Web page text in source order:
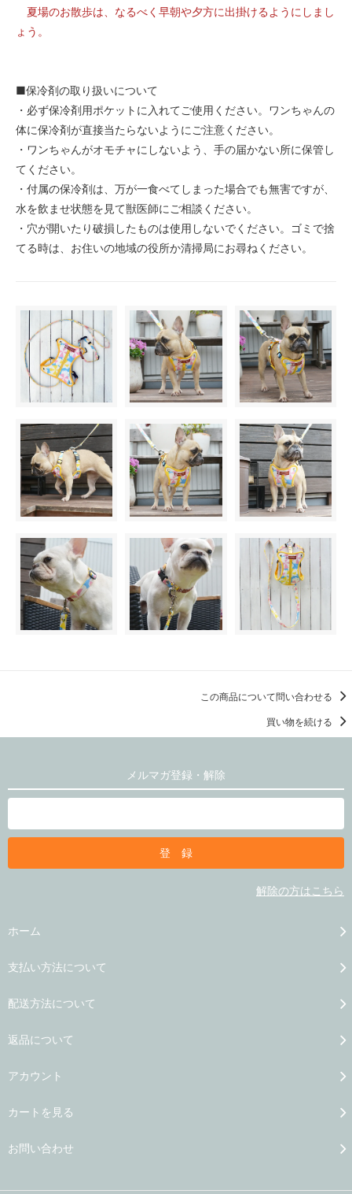
夏場のお散歩は、なるべく早朝や夕方に出掛けるようにしまし
ょう。
■保冷剤の取り扱いについて
・必ず保冷剤用ポケットに入れてご使用ください。ワンちゃんの
体に保冷剤が直接当たらないようにご注意ください。
・ワンちゃんがオモチャにしないよう、手の届かない所に保管し
てください。
・付属の保冷剤は、万が一食べてしまった場合でも無害ですが、
水を飲ませ状態を見て獣医師にご相談ください。
・穴が開いたり破損したものは使用しないでください。ゴミで捨
てる時は、お住いの地域の役所か清掃局にお尋ねください。
この商品について問い合わせる
買い物を続ける
メルマガ登録・解除
解除の方はこちら
ホーム
支払い方法について
配送方法について
返品について
アカウント
カートを見る
お問い合わせ